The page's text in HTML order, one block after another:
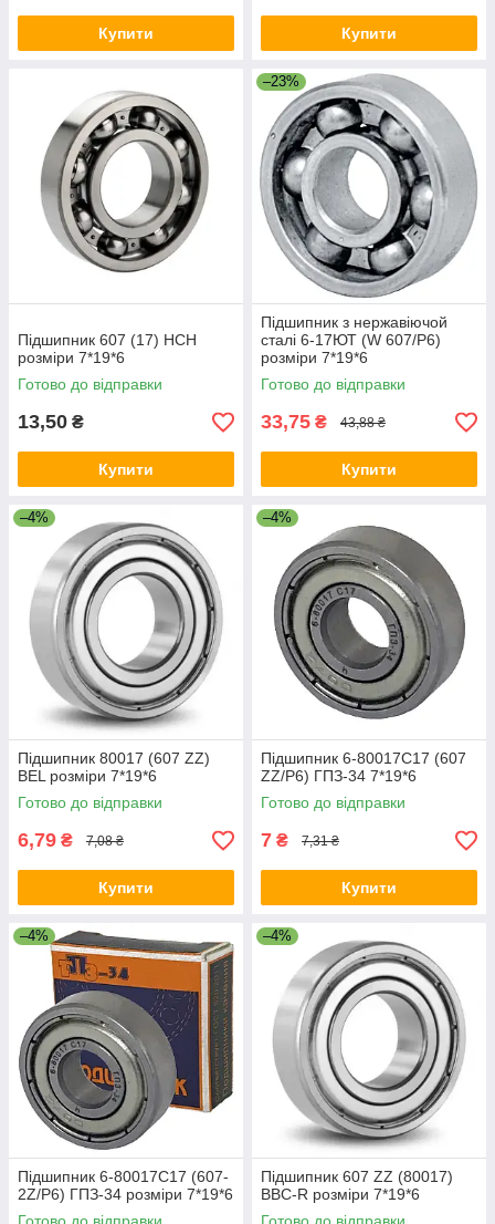
Купити Купити
Підшипник 607 (17) HCH
розміри 7*19*6
Готово до відправки
13,50 ₴
Купити
–23%
Підшипник з нержавіючой
сталі 6-17ЮТ (W 607/P6)
розміри 7*19*6
Готово до відправки
33,75 ₴ 43,88 ₴
Купити
–4%
Підшипник 80017 (607 ZZ)
BEL розміри 7*19*6
Готово до відправки
6,79 ₴ 7,08 ₴
Купити
–4%
Підшипник 6-80017С17 (607
ZZ/P6) ГПЗ-34 7*19*6
Готово до відправки
7 ₴ 7,31 ₴
Купити
–4%
Підшипник 6-80017С17 (607-
2Z/P6) ГПЗ-34 розміри 7*19*6
–4%
Підшипник 607 ZZ (80017)
BBC-R розміри 7*19*6